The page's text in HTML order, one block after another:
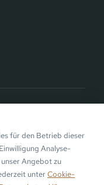
de Sunny Side van
Brothers.
· Gaschurn in het
für den Betrieb dieser
Analyse-
Angebot zu
unter Cookie-